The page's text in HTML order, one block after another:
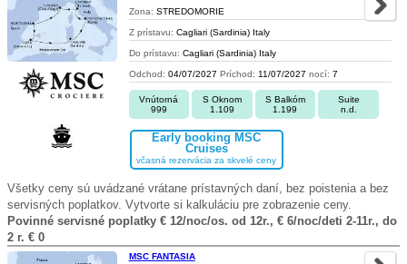
Zona: STREDOMORIE
Z prístavu: Cagliari (Sardinia) Italy
Do prístavu: Cagliari (Sardinia) Italy
Odchod: 04/07/2027 Príchod: 11/07/2027 nocí: 7
Vnútorná
999
S Oknom
1.109
S Balkóm
1.199
Suite
n.d.
Early booking MSC
Cruises
včasná rezervácia za skvelé ceny
Všetky ceny sú uvádzané vrátane prístavných daní, bez poistenia a bez
servisných poplatkov. Vytvorte si kalkuláciu pre zobrazenie ceny.
Povinné servisné poplatky € 12/noc/os. od 12r., € 6/noc/deti 2-11r., do
2 r. € 0
MSC FANTASIA